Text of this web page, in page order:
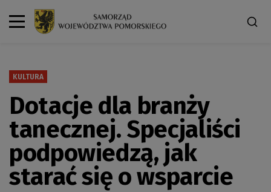
KULTURA
Dotacje dla branży
tanecznej. Specjaliści
podpowiedzą, jak
starać się o wsparcie